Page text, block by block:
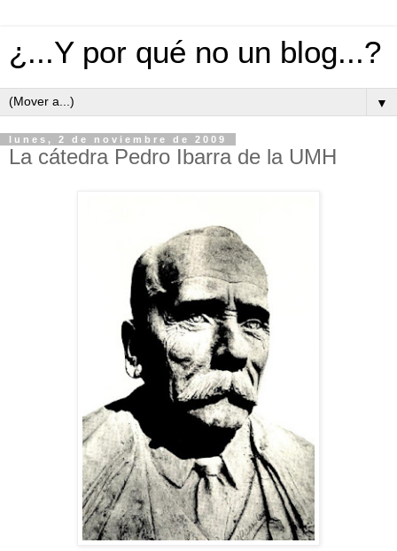
¿...Y por qué no un blog...?
▼
lunes, 2 de noviembre de 2009
La cátedra Pedro Ibarra de la UMH